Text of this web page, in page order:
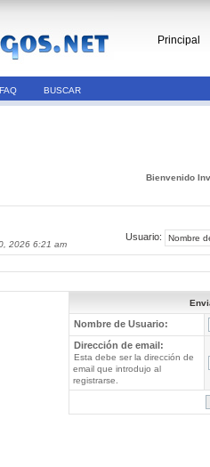
Principal
FAQ BUSCAR
Bienvenido
2026 6:21 am
Usuario:
Nombre de Usuario:
Dirección de email:
Esta debe ser la dirección de
email que introdujo al
registrarse.